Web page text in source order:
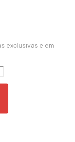
exclusivas e em